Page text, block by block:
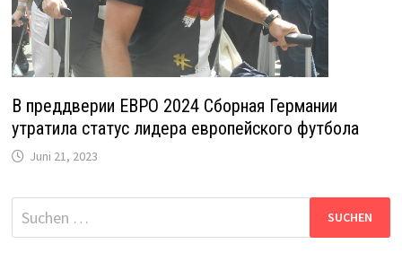
В преддверии ЕВРО 2024 Сборная Германии
утратила статус лидера европейского футбола
Juni 21, 2023
Suche
nach: